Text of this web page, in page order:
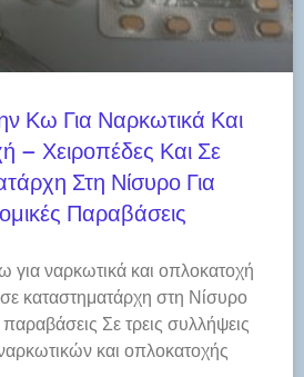
Κω Για Ναρκωτικά Και
– Χειροπέδες Και Σε
Στη Νίσυρο Για
Παραβάσεις
για ναρκωτικά και οπλοκατοχή
καταστηματάρχη στη Νίσυρο
Σε τρεις συλλήψεις
και οπλοκατοχής